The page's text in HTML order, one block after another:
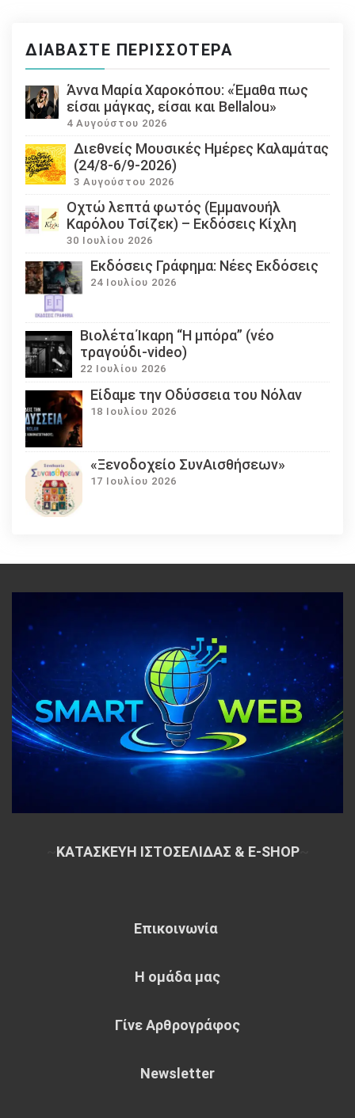
ΔΙΑΒΆΣΤΕ ΠΕΡΙΣΣΌΤΕΡΑ
Άννα Μαρία Χαροκόπου: «Έμαθα πως
είσαι μάγκας, είσαι και Bellalou»
4 Αυγούστου 2026
Διεθνείς Μουσικές Ημέρες Καλαμάτας
(24/8-6/9-2026)
3 Αυγούστου 2026
Οχτώ λεπτά φωτός (Εμμανουήλ
Καρόλου Τσίζεκ) – Εκδόσεις Κίχλη
30 Ιουλίου 2026
Εκδόσεις Γράφημα: Νέες Εκδόσεις
24 Ιουλίου 2026
Βιολέτα Ίκαρη “Η μπόρα” (νέο
τραγούδι-video)
22 Ιουλίου 2026
Eίδαμε την Οδύσσεια του Νόλαν
18 Ιουλίου 2026
«Ξενοδοχείο ΣυνΑισθήσεων»
17 Ιουλίου 2026
ΚΑΤΑΣΚΕΥΗ ΙΣΤΟΣΕΛΙΔΑΣ & E-SHOP~
Επικοινωνία
Η ομάδα μας
Γίνε Αρθρογράφος
Newsletter